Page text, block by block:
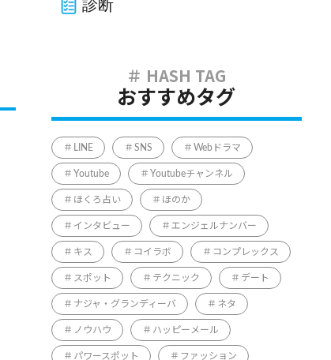
診断
おすすめタグ
LINE SNS Webドラマ
Youtube Youtubeチャンネル
ほくろ占い ほのか
インタビュー エンジェルナンバー
キス コイラボ コンプレックス
スポット テクニック デート
ナジャ・グランディーバ ネタ
ノウハウ ハッピーメール
パワースポット ファッション